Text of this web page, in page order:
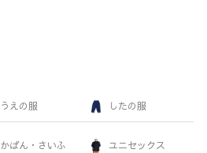
うえの服 したの服
かばん・さいふ ユニセックス